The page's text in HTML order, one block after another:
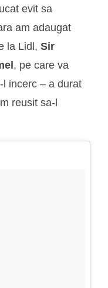
evit sa
am adaugat
la Lidl, Sir
, pe care va
l incerc – a durat
reusit sa-l